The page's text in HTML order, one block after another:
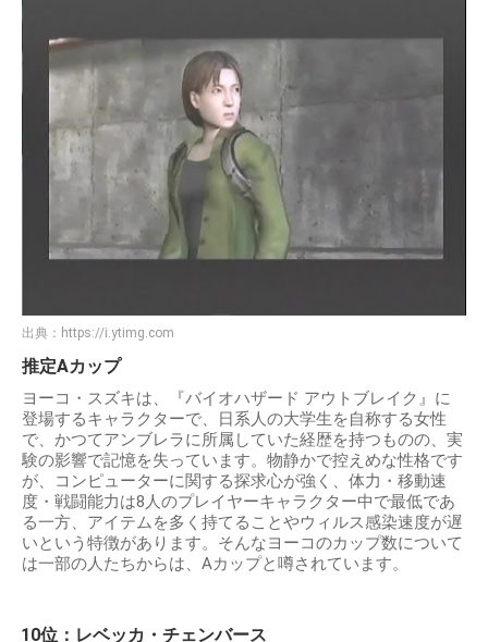
出典： https://i.ytimg.com
推定Aカップ
ヨーコ・スズキは、『バイオハザード アウトブレイク』に
登場するキャラクターで、日系人の大学生を自称する女性
で、かつてアンブレラに所属していた経歴を持つものの、実
験の影響で記憶を失っています。物静かで控えめな性格です
が、コンピューターに関する探求心が強く、体力・移動速
度・戦闘能力は8人のプレイヤーキャラクター中で最低であ
る一方、アイテムを多く持てることやウィルス感染速度が遅
いという特徴があります。 そんなヨーコのカップ数について
は一部の人たちからは、Aカップと噂されています。
10位：レベッカ・チェンバース